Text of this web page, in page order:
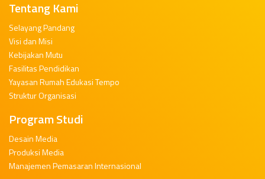
Tentang Kami
Selayang Pandang
Visi dan Misi
Kebijakan Mutu
Fasilitas Pendidikan
Yayasan Rumah Edukasi Tempo
Struktur Organisasi
Program Studi
Desain Media
Produksi Media
Manajemen Pemasaran Internasional